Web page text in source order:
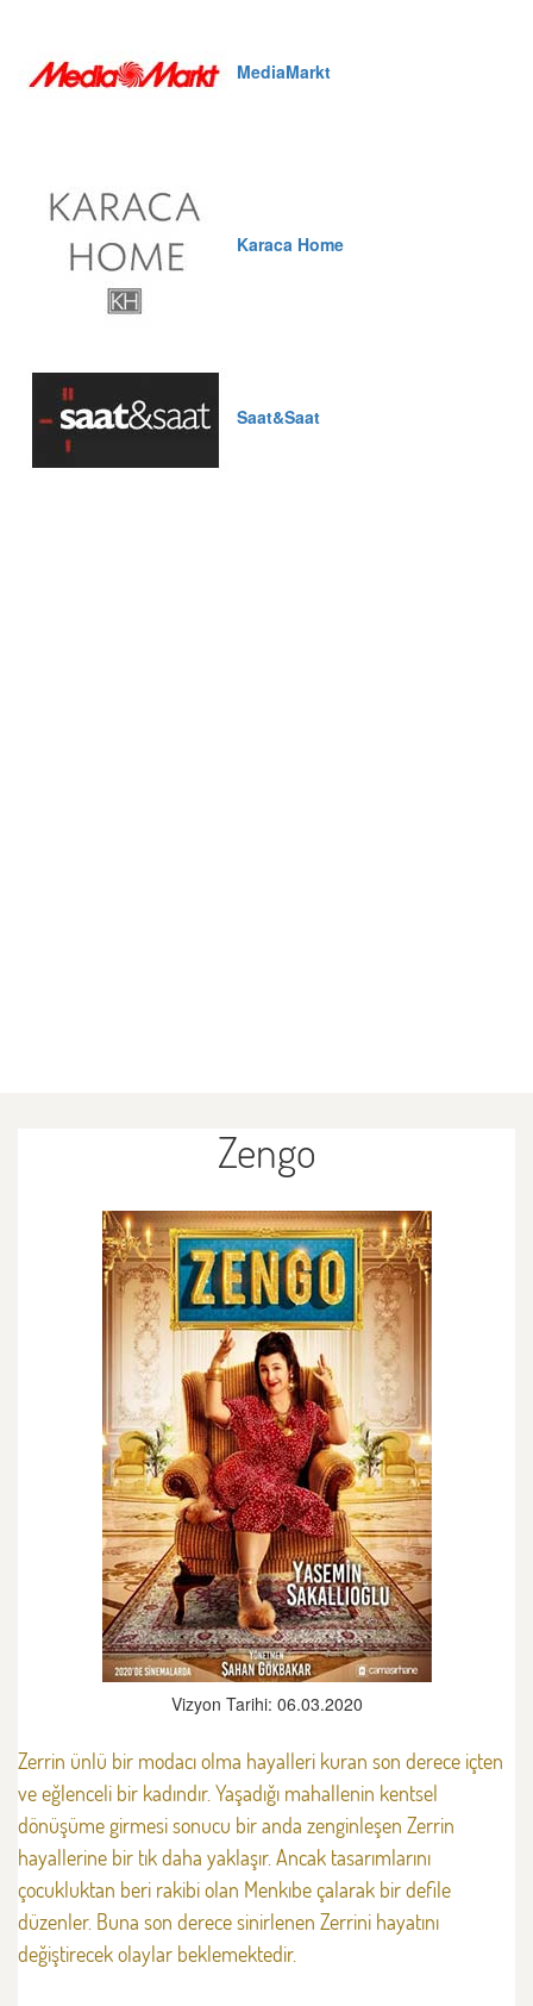
MediaMarkt
Karaca Home
Saat&Saat
Zengo
Vizyon Tarihi: 06.03.2020
Zerrin ünlü bir modacı olma hayalleri kuran son derece içten
ve eğlenceli bir kadındır. Yaşadığı mahallenin kentsel
dönüşüme girmesi sonucu bir anda zenginleşen Zerrin
hayallerine bir tık daha yaklaşır. Ancak tasarımlarını
çocukluktan beri rakibi olan Menkıbe çalarak bir defile
düzenler. Buna son derece sinirlenen Zerrini hayatını
değiştirecek olaylar beklemektedir.